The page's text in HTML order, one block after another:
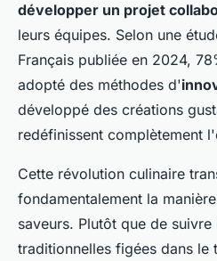
développer un projet
leurs équipes. Selon une
Français publiée en 2024,
adopté des méthodes d'
développé des créations
redéfinissent complètement
Cette révolution culinaire
fondamentalement la
saveurs. Plutôt que de suivre
traditionnelles figées dans le